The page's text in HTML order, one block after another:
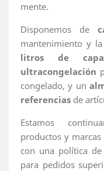
mente.
Disponemos de
mantenimiento y
litros de
ultracongelación
congelado, y un
referencias de
Estamos
productos y
con una política
para pedidos